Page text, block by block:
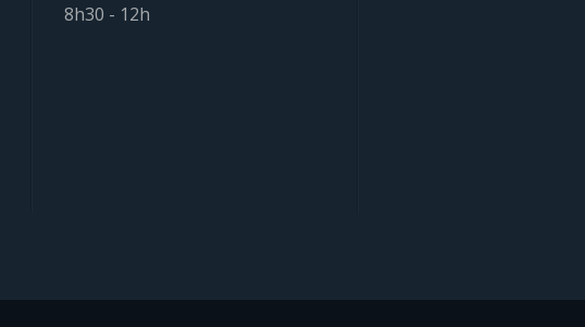
8h30 - 12h